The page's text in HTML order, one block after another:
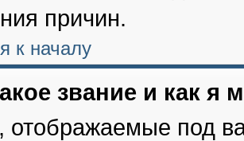
причин.
к началу
звание и как я
отображаемые под